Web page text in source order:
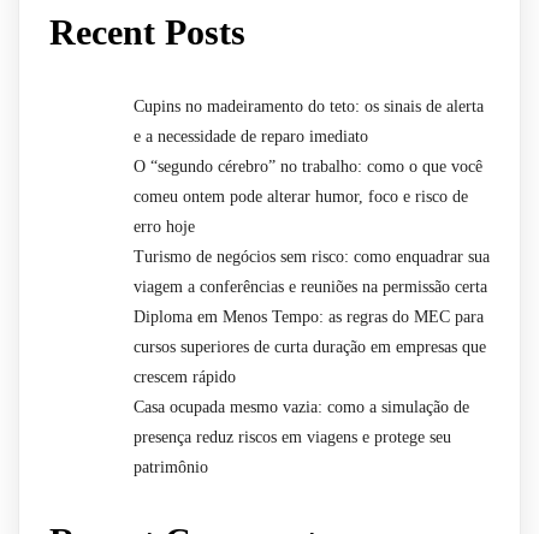
Recent Posts
Cupins no madeiramento do teto: os sinais de alerta
e a necessidade de reparo imediato
O “segundo cérebro” no trabalho: como o que você
comeu ontem pode alterar humor, foco e risco de
erro hoje
Turismo de negócios sem risco: como enquadrar sua
viagem a conferências e reuniões na permissão certa
Diploma em Menos Tempo: as regras do MEC para
cursos superiores de curta duração em empresas que
crescem rápido
Casa ocupada mesmo vazia: como a simulação de
presença reduz riscos em viagens e protege seu
patrimônio